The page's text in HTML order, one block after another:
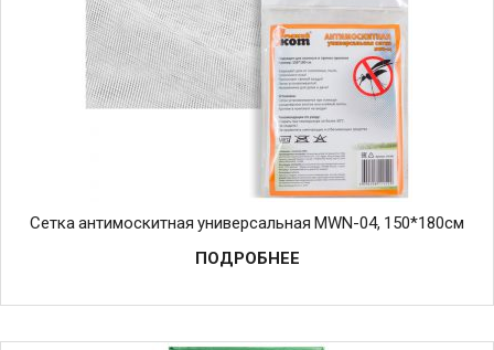
Сетка антимоскитная универсальная MWN-04, 150*180см
ПОДРОБНЕЕ